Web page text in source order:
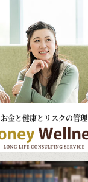
お金と健康とリスクの管理